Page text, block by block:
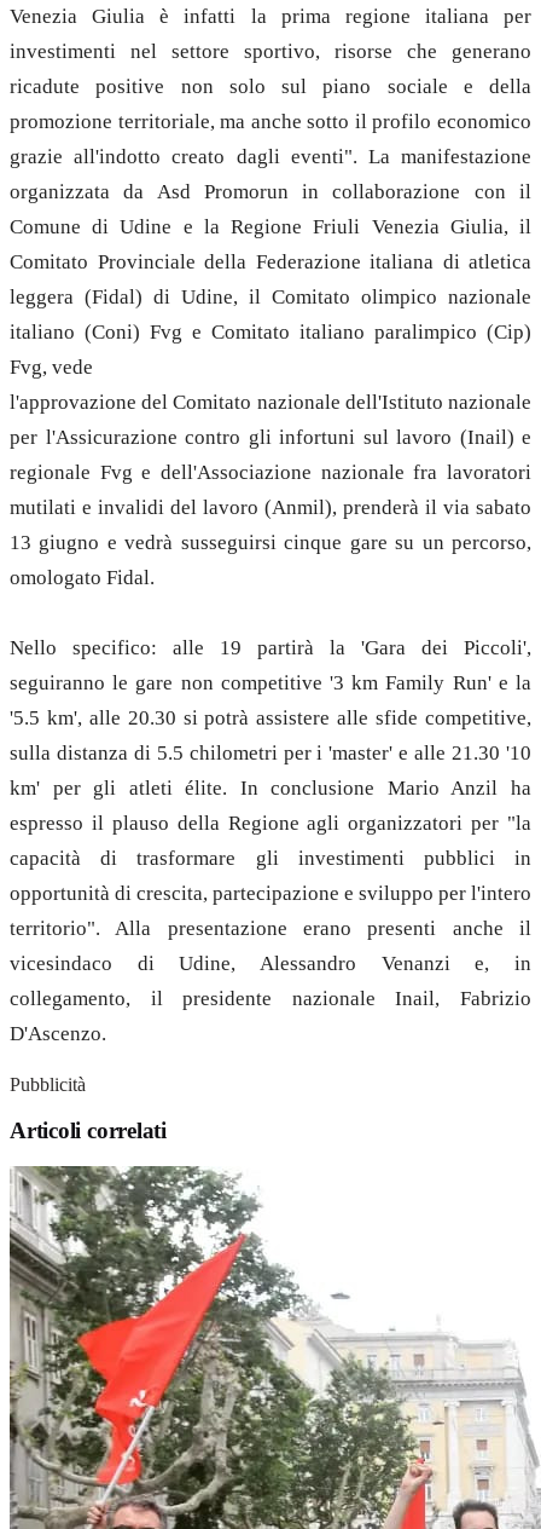
Venezia Giulia è infatti la prima regione italiana per
investimenti nel settore sportivo, risorse che generano
ricadute positive non solo sul piano sociale e della
promozione territoriale, ma anche sotto il profilo economico
grazie all'indotto creato dagli eventi". La manifestazione
organizzata da Asd Promorun in collaborazione con il
Comune di Udine e la Regione Friuli Venezia Giulia, il
Comitato Provinciale della Federazione italiana di atletica
leggera (Fidal) di Udine, il Comitato olimpico nazionale
italiano (Coni) Fvg e Comitato italiano paralimpico (Cip)
Fvg, vede
l'approvazione del Comitato nazionale dell'Istituto nazionale
per l'Assicurazione contro gli infortuni sul lavoro (Inail) e
regionale Fvg e dell'Associazione nazionale fra lavoratori
mutilati e invalidi del lavoro (Anmil), prenderà il via sabato
13 giugno e vedrà susseguirsi cinque gare su un percorso,
omologato Fidal.
Nello specifico: alle 19 partirà la 'Gara dei Piccoli',
seguiranno le gare non competitive '3 km Family Run' e la
'5.5 km', alle 20.30 si potrà assistere alle sfide competitive,
sulla distanza di 5.5 chilometri per i 'master' e alle 21.30 '10
km' per gli atleti élite. In conclusione Mario Anzil ha
espresso il plauso della Regione agli organizzatori per "la
capacità di trasformare gli investimenti pubblici in
opportunità di crescita, partecipazione e sviluppo per l'intero
territorio". Alla presentazione erano presenti anche il
vicesindaco di Udine, Alessandro Venanzi e, in
collegamento, il presidente nazionale Inail, Fabrizio
D'Ascenzo.
Pubblicità
Articoli correlati